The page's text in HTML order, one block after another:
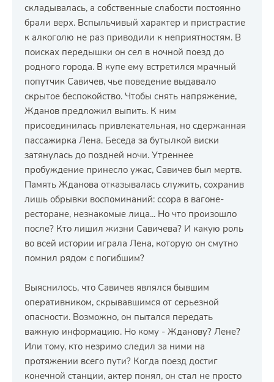
складывалась, а собственные слабости постоянно
брали верх. Вспыльчивый характер и пристрастие
к алкоголю не раз приводили к неприятностям. В
поисках передышки он сел в ночной поезд до
родного города. В купе ему встретился мрачный
попутчик Савичев, чье поведение выдавало
скрытое беспокойство. Чтобы снять напряжение,
Жданов предложил выпить. К ним
присоединилась привлекательная, но сдержанная
пассажирка Лена. Беседа за бутылкой виски
затянулась до поздней ночи. Утреннее
пробуждение принесло ужас, Савичев был мертв.
Память Жданова отказывалась служить, сохранив
лишь обрывки воспоминаний: ссора в вагоне-
ресторане, незнакомые лица... Но что произошло
после? Кто лишил жизни Савичева? И какую роль
во всей истории играла Лена, которую он смутно
помнил рядом с погибшим?
Выяснилось, что Савичев являлся бывшим
оперативником, скрывавшимся от серьезной
опасности. Возможно, он пытался передать
важную информацию. Но кому - Жданову? Лене?
Или тому, кто незримо следил за ними на
протяжении всего пути? Когда поезд достиг
конечной станции, актер понял, он стал не просто